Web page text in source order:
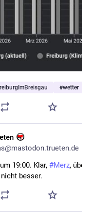
#wetter
19:00. Klar, #Merz, über
besser.